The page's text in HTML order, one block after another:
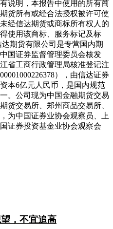
说明，本报告中使用的所有商
货所有或经合法授权被许可使
经信达期货或商标所有权人的
使用该商标、服务标记及标
期货有限公司是专营国内期
国证券监督管理委员会核发
省工商行政管理局核准登记注
），由信达证券
本6亿元人民币，是国内规范
。公司现为中国金融期货交易
货交易所、郑州商品交易所、
为中国证券业协会观察员、上
证券投资基金业协会观察会
，不宜追高